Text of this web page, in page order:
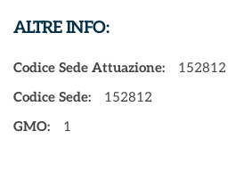
ALTRE INFO:
Codice Sede Attuazione:
152812
Codice Sede:
152812
GMO:
1